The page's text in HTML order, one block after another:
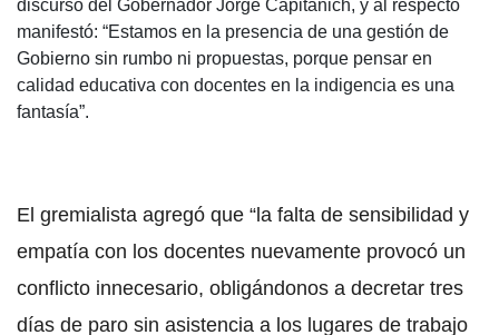
discurso del Gobernador Jorge Capitanich, y al respecto
manifestó: “Estamos en la presencia de una gestión de
Gobierno sin rumbo ni propuestas, porque pensar en
calidad educativa con docentes en la indigencia es una
fantasía”.
El gremialista agregó que “la falta de sensibilidad y
empatía con los docentes nuevamente provocó un
conflicto innecesario, obligándonos a decretar tres
días de paro sin asistencia a los lugares de trabajo